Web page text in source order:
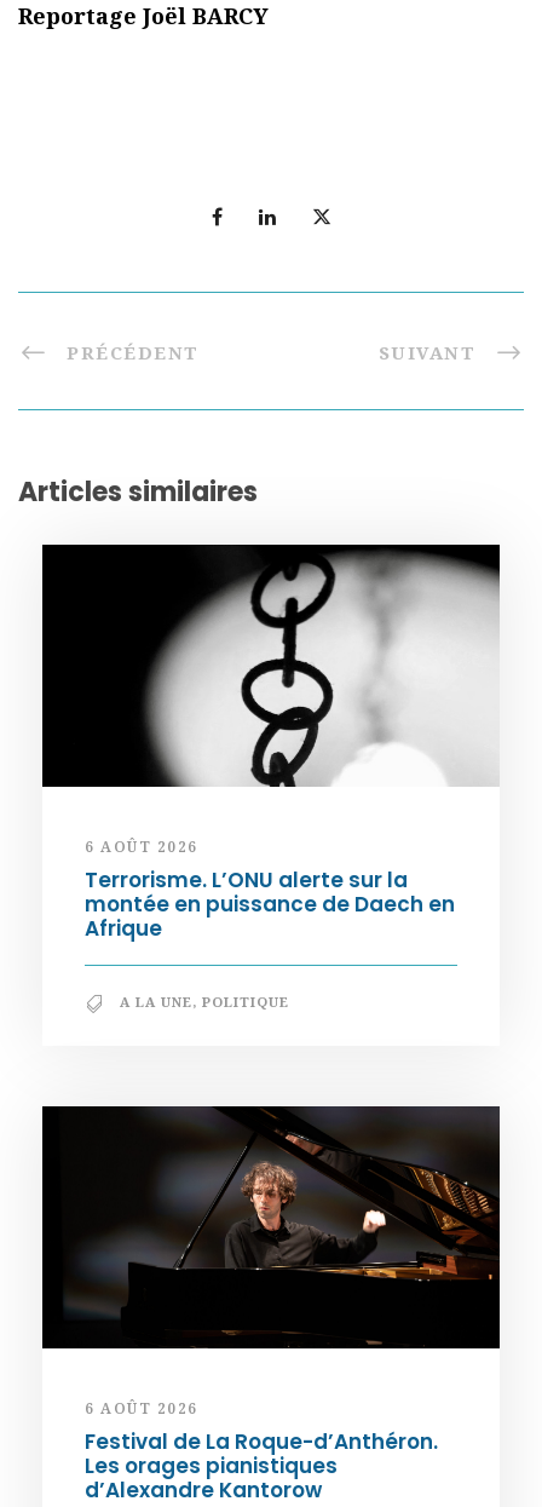
Reportage Joël BARCY
PRÉCÉDENT SUIVANT
Articles similaires
6 AOÛT 2026
Terrorisme. L’ONU alerte sur la
montée en puissance de Daech en
Afrique
A LA UNE, POLITIQUE
6 AOÛT 2026
Festival de La Roque-d’Anthéron.
Les orages pianistiques
d’Alexandre Kantorow